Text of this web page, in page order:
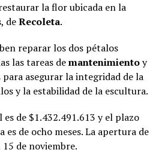
la flor ubicada en la
deRecoleta.
reparar los dos pétalos
las tareas demantenimientoy
para asegurar la integridad de la
y la estabilidad de la escultura.
de $1.432.491.613 y el plazo
es de ocho meses. La apertura de
de noviembre.